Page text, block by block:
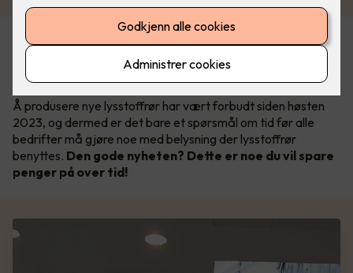
En av konsekvensene av RoHS-direktivet, som har til hensikt
å begrense bruken av miljøskadelige stoffer, er at lysstoffrør
avvikles.
Å produsere nye lysstoffrør har vært forbudt siden høsten
2023, og dermed er det bare et spørsmål om tid før alle
bedrifter må gjøre noe med belysning der lysstoffrør
benyttes. Den gode nyheten? Dette er noe du vil spare
penger på over tid!